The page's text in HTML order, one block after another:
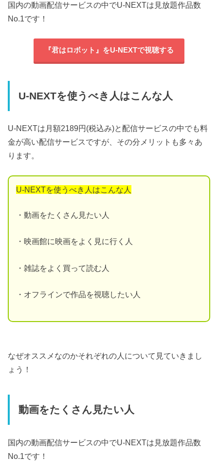
国内の動画配信サービスの中でU-NEXTは見放題作品数
No.1です！
『君はロボット』をU-NEXTで視聴する
U-NEXTを使うべき人はこんな人
U-NEXTは月額2189円(税込み)と配信サービスの中でも料
金が高い配信サービスですが、その分メリットも多々あ
ります。
U-NEXTを使うべき人はこんな人
・動画をたくさん見たい人
・映画館に映画をよく見に行く人
・雑誌をよく買って読む人
・オフラインで作品を視聴したい人
なぜオススメなのかそれぞれの人について見ていきまし
ょう！
動画をたくさん見たい人
国内の動画配信サービスの中でU-NEXTは見放題作品数
No.1です！